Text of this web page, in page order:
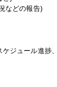
などの報告)
ケジュール進捗